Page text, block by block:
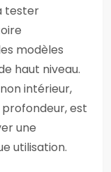
tester
modèles
haut niveau.
intérieur,
est
une
utilisation.